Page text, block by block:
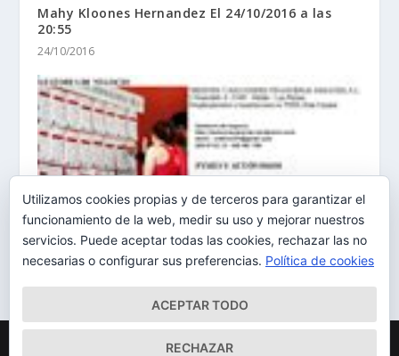
Mahy Kloones Hernandez El 24/10/2016 a las
20:55
24/10/2016
Andrea Del Pino El 1/07/2015 a las 06:44
01/07/2015
Elegant Themes| Desarrollado por
Utilizamos cookies propias y de terceros para garantizar el
funcionamiento de la web, medir su uso y mejorar nuestros
servicios. Puede aceptar todas las cookies, rechazar las no
necesarias o configurar sus preferencias. Política de cookies
ACEPTAR TODO
RECHAZAR